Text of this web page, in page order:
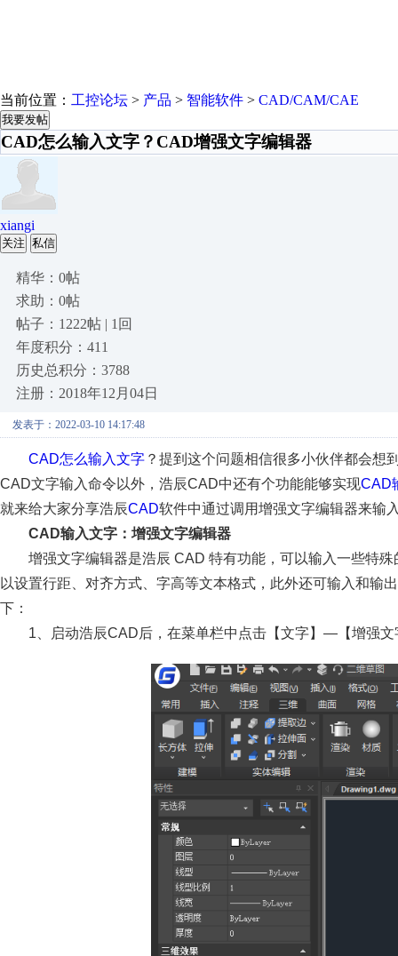
当前位置： 工控论坛 > 产品 > 智能软件 > CAD/CAM/CAE
我要发帖
CAD怎么输入文字？CAD增强文字编辑器
xiangi
关注 私信
精华：0帖
求助：0帖
帖子：1222帖 | 1回
年度积分：411
历史总积分：3788
注册：2018年12月04日
发表于：2022-03-10 14:17:48
CAD怎么输入文字 ？提到这个问题相信很多小伙伴都会想
CAD文字输入命令以外，浩辰CAD中还有个功能能够实现CAD
就来给大家分享浩辰CAD软件中通过调用增强文字编辑器来输
CAD输入文字：增强文字编辑器
增强文字编辑器是浩辰 CAD 特有功能，可以输入一些特
以设置行距、对齐方式、字高等文本格式，此外还可输入和输
下：
1、启动浩辰CAD后，在菜单栏中点击【文字】—【增强